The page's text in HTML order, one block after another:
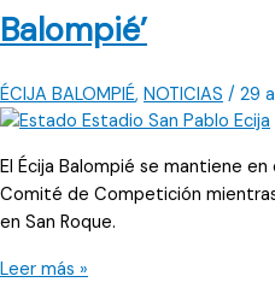
Balompié
enfrenta
al
San
Roque
Balompié’
ÉCIJA BALOMPIÉ, NOTICIAS / 29
El Écija Balompié se mantiene
Comité de Competición
en San Roque.
El
Leer más »